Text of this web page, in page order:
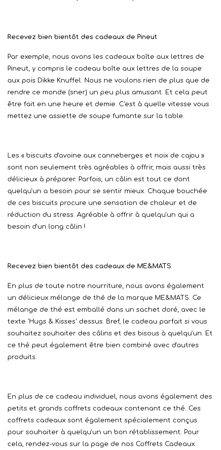
Recevez bien bientôt des cadeaux de Pineut
Par exemple, nous avons les cadeaux boîte aux lettres de
Pineut, y compris le cadeau boîte aux lettres de la soupe
aux pois Dikke Knuffel. Nous ne voulons rien de plus que de
rendre ce monde (sner) un peu plus amusant. Et cela peut
être fait en une heure et demie. C'est à quelle vitesse vous
mettez une assiette de soupe fumante sur la table.
Les « biscuits d'avoine aux canneberges et noix de cajou »
sont non seulement très agréables à offrir, mais aussi très
délicieux à préparer. Parfois, un câlin est tout ce dont
quelqu'un a besoin pour se sentir mieux. Chaque bouchée
de ces biscuits procure une sensation de chaleur et de
réduction du stress. Agréable à offrir à quelqu'un qui a
besoin d'un long câlin !
Recevez bien bientôt des cadeaux de ME&MATS
En plus de toute notre nourriture, nous avons également
un délicieux mélange de thé de la marque ME&MATS. Ce
mélange de thé est emballé dans un sachet doré, avec le
texte 'Hugs & Kisses' dessus. Bref, le cadeau parfait si vous
souhaitez souhaiter des câlins et des bisous à quelqu'un. Et
ce thé peut également être bien combiné avec d'autres
produits.
En plus de ce cadeau individuel, nous avons également des
petits et grands coffrets cadeaux contenant ce thé. Ces
coffrets cadeaux sont également spécialement conçus
pour souhaiter à quelqu'un un bon rétablissement. Pour
cela, rendez-vous sur la page de nos Coffrets Cadeaux.